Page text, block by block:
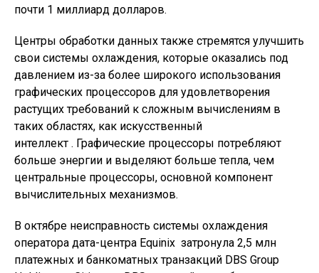
почти 1 миллиард долларов.
Центры обработки данных также стремятся улучшить
свои системы охлаждения, которые оказались под
давлением из-за более широкого использования
графических процессоров для удовлетворения
растущих требований к сложным вычислениям в
таких областях, как искусственный
интеллект . Графические процессоры потребляют
больше энергии и выделяют больше тепла, чем
центральные процессоры, основной компонент
вычислительных механизмов.
В октябре неисправность системы охлаждения
оператора дата-центра Equinix затронула 2,5 млн
платежных и банкоматных транзакций DBS Group